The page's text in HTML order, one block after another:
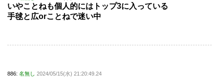
いやことねも個人的にはトップ3に入っている
手毬と広orことねで迷い中
886: 名無し 2024/05/15(水) 21:20:49.24